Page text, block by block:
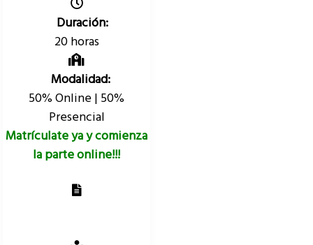
Duración:
20 horas
Modalidad:
50% Online | 50%
Presencial
Matrículate ya y comienza
la parte online!!!